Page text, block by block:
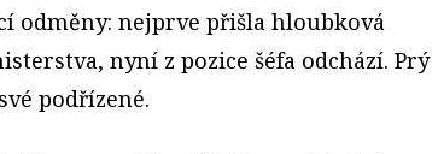
odměny: nejprve přišla hloubková
nyní z pozice šéfa odchází. Prý
podřízené.